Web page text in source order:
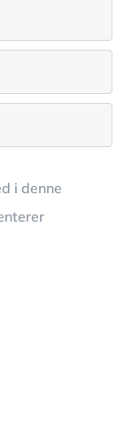
i denne